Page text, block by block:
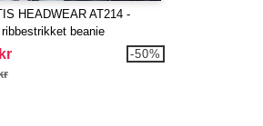
HEADWEAR AT214 -
beanie
-50%